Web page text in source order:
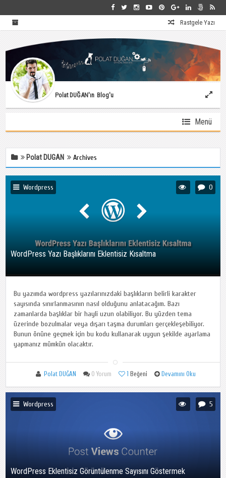
Rastgele Yazı
Polat DUĞAN'ın Blog'u
Menü
Polat DUGAN Archives
Wordpress 0
WordPress Yazı Başlıklarını Eklentisiz Kısaltma
Bu yazımda wordpress yazılarınızdaki başlıkların belirli karakter
sayısında sınırlanmasının nasıl olduğunu anlatacağım. Bazı
zamanlarda başlıklar bir hayli uzun olabiliyor. Bu yüzden tema
üzerinde bozulmalar veya dışarı taşma durumları gerçekleşebiliyor.
Bunun önüne geçmek için bu kodu kullanarak uygun şekilde ayarlama
yapmanız mümkün olacaktır.
Polat DUĞAN 0 Yorum 1 Beğeni Devamını Oku
Wordpress 5
WordPress Eklentisiz Görüntülenme Sayısını Göstermek